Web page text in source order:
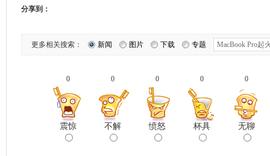
分享到：
更多相关搜索： 新闻 图片 下载 专题
0
震惊
0
不解
0
愤怒
0
杯具
0
无聊